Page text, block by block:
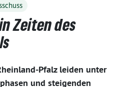
Zeiten des
Pfalz leiden unter
und steigenden